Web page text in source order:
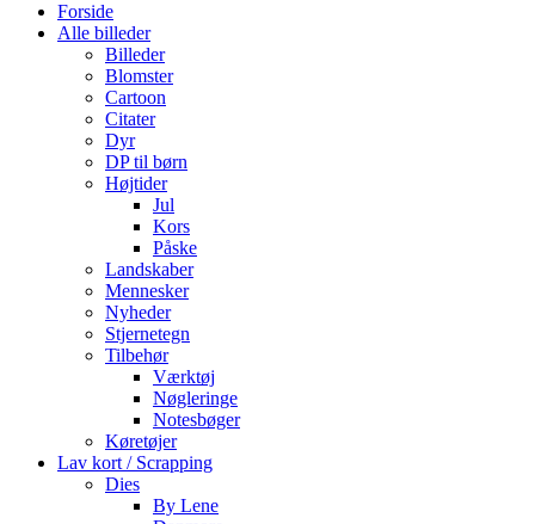
Forside
Alle billeder
Billeder
Blomster
Cartoon
Citater
Dyr
DP til børn
Højtider
Jul
Kors
Påske
Landskaber
Mennesker
Nyheder
Stjernetegn
Tilbehør
Værktøj
Nøgleringe
Notesbøger
Køretøjer
Lav kort / Scrapping
Dies
By Lene